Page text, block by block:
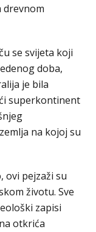
drevnom
se svijeta koji
doba,
je bila
superkontinent
na kojoj su
ovi pejzaži su
životu. Sve
zapisi
otkrića